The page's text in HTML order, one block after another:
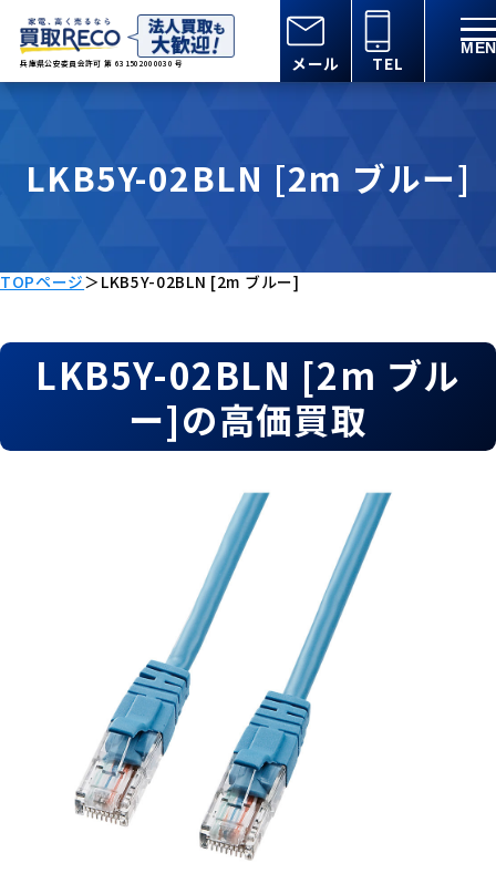
兵庫県公安委員会許可 第 631502000030 号 メール TEL
LKB5Y-02BLN [2m ブルー]
TOPページ＞ LKB5Y-02BLN [2m ブルー]
LKB5Y-02BLN [2m ブル
ー]の高価買取